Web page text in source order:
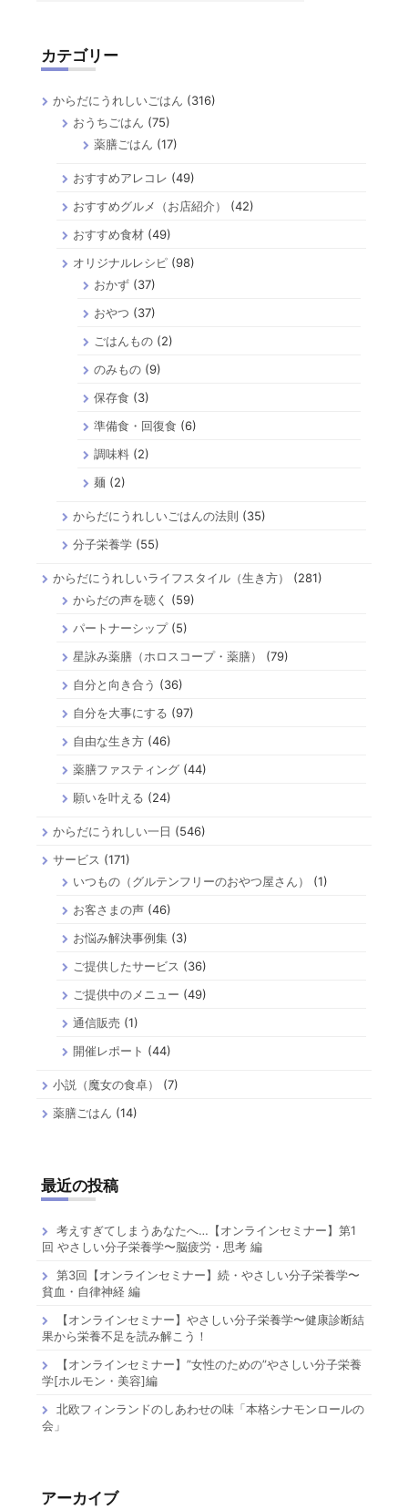
カテゴリー
からだにうれしいごはん (316)
おうちごはん (75)
薬膳ごはん (17)
おすすめアレコレ (49)
おすすめグルメ（お店紹介）
(42)
おすすめ食材 (49)
オリジナルレシピ (98)
おかず(37)
おやつ (37)
ごはんもの(2)
のみもの(9)
保存食 (3)
準備食・回復食 (6)
調味料(2)
麺 (2)
からだにうれしいごはんの法則 (35)
分子栄養学 (55)
からだにうれしいライフスタイル（生き方）
(281)
からだの声を聴く
(59)
パートナーシップ(5)
星詠み薬膳（ホロスコープ・薬膳）
(79)
自分と向き合う (36)
自分を大事にする (97)
自由な生き方 (46)
薬膳ファスティング (44)
願いを叶える (24)
からだにうれしい一日 (546)
サービス (171)
いつもの（グルテンフリーのおやつ屋さん）
(1)
お客さまの声 (46)
お悩み解決事例集 (3)
ご提供したサービス (36)
ご提供中のメニュー (49)
通信販売 (1)
開催レポート (44)
小説（魔女の食卓）
(7)
薬膳ごはん (14)
最近の投稿
考えすぎてしまうあなたへ…【オンラインセミナー】第1
回 やさしい分子栄養学〜脳疲労・思考 編
第3回【オンラインセミナー】続・やさしい分子栄養学〜
貧血・自律神経 編
【オンラインセミナー】やさしい分子栄養学〜健康診断結
果から栄養不足を読み解こう！
【オンラインセミナー】”女性のための”やさしい分子栄養
学[ホルモン・美容]編
北欧フィンランドのしあわせの味「本格シナモンロールの
会」
アーカイブ